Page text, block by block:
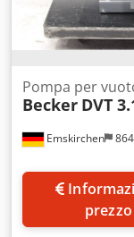
Emskirchen
Pompa per
Becker DVT
prezzo